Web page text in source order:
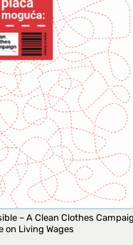
– A Clean Clothes
on Living Wages